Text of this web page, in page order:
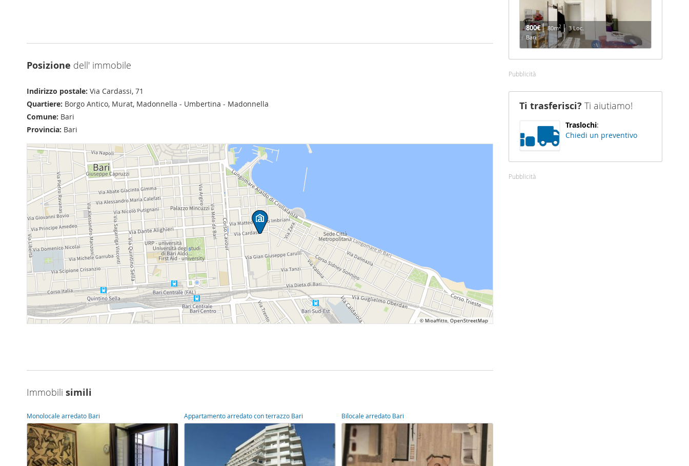
Posizione dell' immobile
Indirizzo postale: Via Cardassi, 71
Quartiere: Borgo Antico, Murat, Madonnella - Umbertina - Madonnella
Comune: Bari
Provincia: Bari
Immobili simili
Monolocale arredato Bari Appartamento arredato con terrazzo Bari Bilocale arredato Bari
800€ 80m2
3 Loc.
Bari
Pubblicità
Ti trasferisci? Ti aiutiamo!
Traslochi:
Chiedi un preventivo
Pubblicità